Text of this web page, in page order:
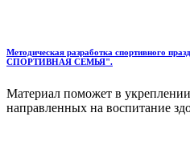
Методическая разработка спортивного
СПОРТИВНАЯ СЕМЬЯ".
Материал поможет в
направленных на воспитание